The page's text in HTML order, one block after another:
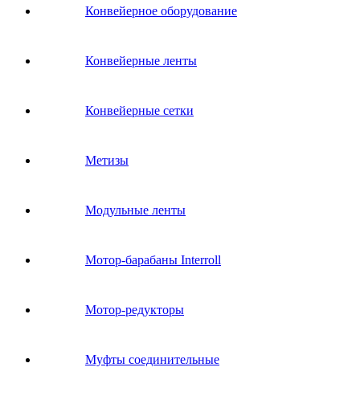
Конвейерное оборудование
Конвейерные ленты
Конвейерные сетки
Метизы
Модульные ленты
Мотор-барабаны Interroll
Мотор-редукторы
Муфты соединительные